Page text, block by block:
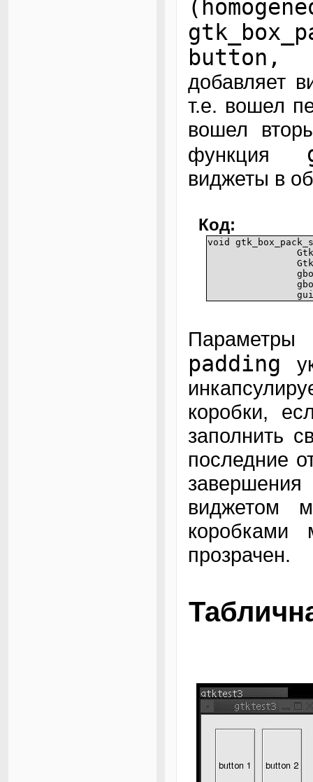
return 0;
}
button,
добавляет
т.е. вошел
вошел
функция
виджеты в
Код:
void
Параметры
padding
коробки,
заполнить
последние
виджетом
коробками
прозрачен.